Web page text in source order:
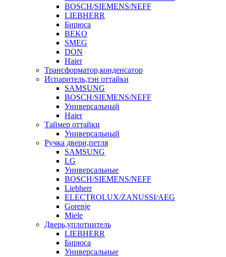
BOSCH/SIEMENS/NEFF
LIEBHERR
Бирюса
BEKO
SMEG
DON
Haier
Трансформатор,конденсатор
Испаритель,тэн оттайки
SAMSUNG
BOSCH/SIEMENS/NEFF
Универсальный
Haier
Таймер оттайки
Универсальный
Ручка двери,петля
SAMSUNG
LG
Универсальные
BOSCH/SIEMENS/NEFF
Liebherr
ELECTROLUX/ZANUSSI/AEG
Gorenje
Miele
Дверь,уплотнитель
LIEBHERR
Бирюса
Универсальные